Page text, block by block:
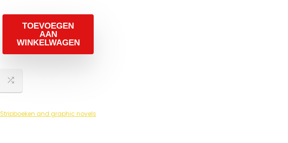
TOEVOEGEN
AAN
WINKELWAGEN
Stripboeken and graphic novels